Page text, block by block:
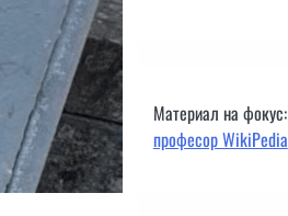
Материал на фокус:
професор WikiPedia